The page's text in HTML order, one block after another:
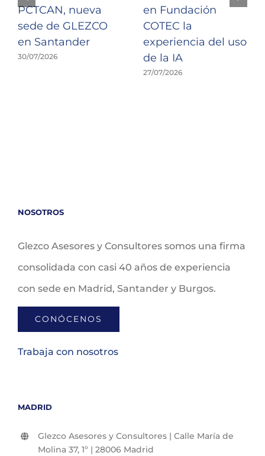
PCTCAN, nueva
sede de GLEZCO
en Santander
30/07/2026
en Fundación
COTEC la
experiencia del uso
de la IA
27/07/2026
NOSOTROS
Glezco Asesores y Consultores somos una firma
consolidada con casi 40 años de experiencia
con sede en Madrid, Santander y Burgos.
CONÓCENOS
Trabaja con nosotros
MADRID
Glezco Asesores y Consultores | Calle María de
Molina 37, 1º | 28006 Madrid